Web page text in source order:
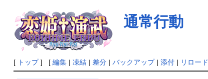
通常行動
[ トップ] [ 編集| 凍結| 差分| バックアップ| 添付| リロード